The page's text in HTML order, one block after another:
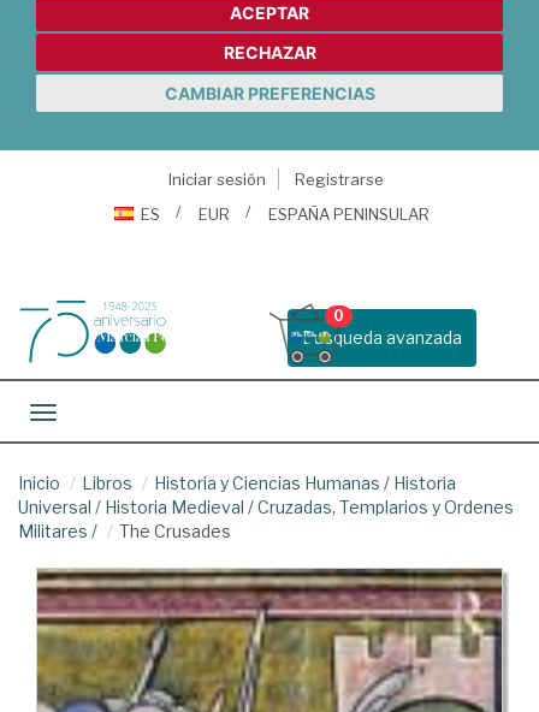
ACEPTAR
RECHAZAR
CAMBIAR PREFERENCIAS
Iniciar sesión
Registrarse
ES
EUR ESPAÑA PENINSULAR
Busqueda avanzada
0
Toggle navigation
Inicio Libros Historia y Ciencias Humanas / Historia
Universal / Historia Medieval /Cruzadas, Templarios y Ordenes
Militares / The Crusades